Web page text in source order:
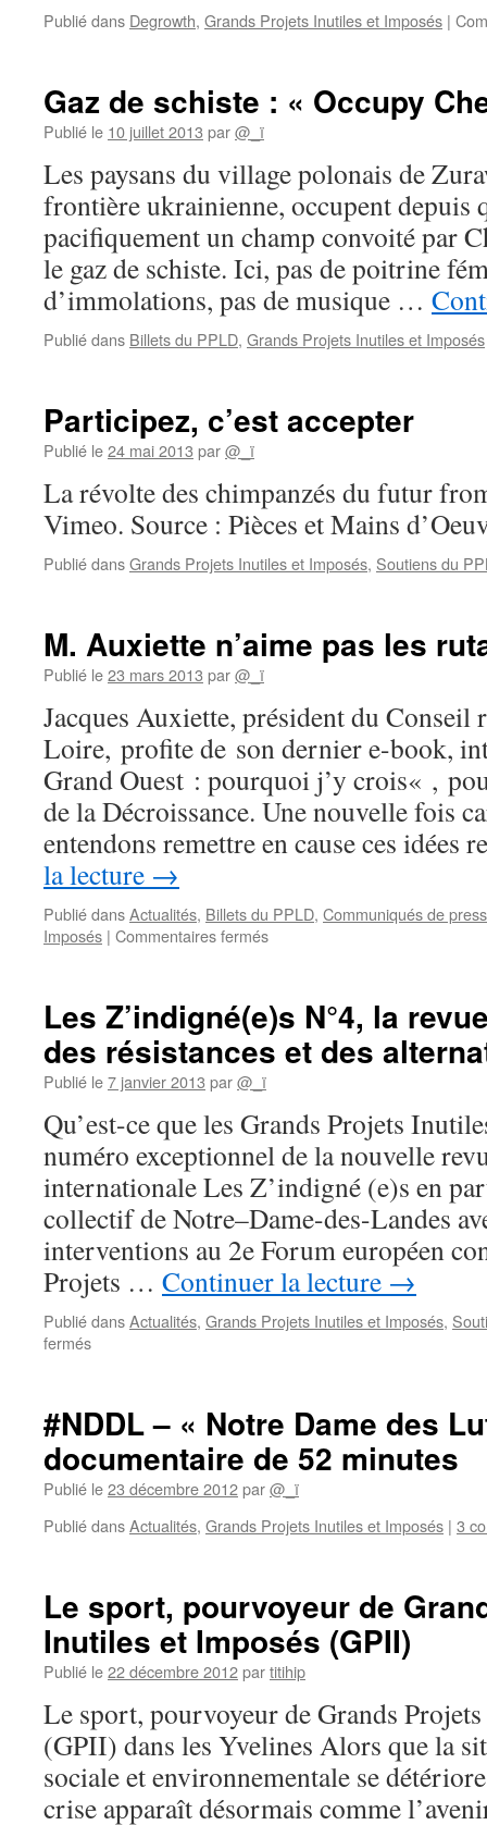
Publié dans Degrowth, Grands Projets Inutiles et Imposés |
Gaz de schiste : « Occupy
Publié le 10 juillet 2013 par@_ï
Les paysans du village polonais de
frontière ukrainienne, occupent depuis
pacifiquement un champ convoité par
le gaz de schiste. Ici, pas de poitrine
d’immolations, pas de musique …
Publié dans Billets du PPLD, Grands Projets Inutiles et Imposés
Participez, c’est accepter
Publié le24 mai 2013 par@_ï
La révolte des chimpanzés du futur
Vimeo. Source : Pièces et Mains
Publié dansGrands Projets Inutiles et Imposés, Soutiens du
M. Auxiette n’aime pas les
Publié le23 mars 2013 par@_ï
Jacques Auxiette, président du Conseil
Loire, profite de son dernier e-book,
Grand Ouest : pourquoi j’y crois« ,
de la Décroissance. Une nouvelle fois
entendons remettre en cause ces idées
la lecture →
Publié dansActualités, Billets du PPLD, Communiqués de
Imposés | Commentaires ferméssur
pas
les
rutabagas
Les Z’indigné(e)s N°4, la
des résistances et des
Publié le7 janvier 2013 par@_ï
Qu’est-ce que les Grands Projets
numéro exceptionnel de la nouvelle
internationale Les Z’indigné (e)s en
collectif de Notre–Dame-des-Landes
interventions au 2e Forum européen
Projets … Continuer la lecture →
Publié dansActualités, Grands Projets Inutiles et Imposés,
ferméssur
la
revue
internationale
des
résistances
et
#NDDL – « Notre Dame des
documentaire de 52 minutes
Publié le23 décembre 2012par@_ï
Publié dansActualités, Grands Projets Inutiles et Imposés | 3
Le sport, pourvoyeur de
Inutiles et Imposés (GPII)
Publié le22 décembre 2012partitihip
Le sport, pourvoyeur de Grands
(GPII) dans les Yvelines Alors que la
sociale et environnementale se
crise apparaît désormais comme